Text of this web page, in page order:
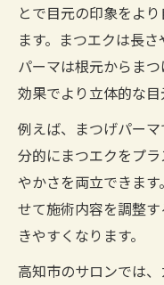
とで目元の印象をよ
ます。まつエクは長
パーマは根元からま
効果でより立体的な目
例えば、まつげパー
分的にまつエクをプ
やかさを両立できま
せて施術内容を調整
きやすくなります。
高知市のサロンでは